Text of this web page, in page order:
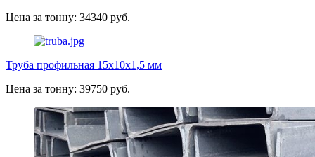
Цена за тонну: 34340 руб.
Труба профильная 15х10х1,5 мм
Цена за тонну: 39750 руб.